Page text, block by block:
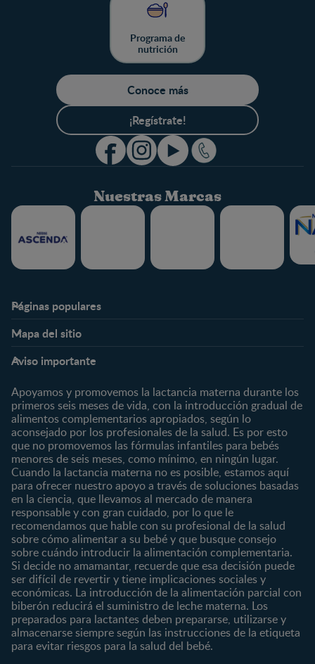
Programa de
nutrición
Conoce más
¡Regístrate!
Nuestras Marcas
Páginas populares
Expertos en Nutrición
Preguntas Frecuentes
¿Quiénes somos?
Marcas y productos
Nuestros Productos
Nuestras Marcas
Mapa del sitio
Preconcepción
Embarazo
Posparto
0 a 4 meses
4 a 6 meses
6 a 8 meses
8 a 12 meses
12 a 24 meses
Desde 2 años
Preescolar
Escolar
Nutrición
Salud
Maternidad
Paternidad
Vida en familia
Marcas
CERELAC®
GERBER®
KLIM®
NAN® 3
Productos
Cereales Infantiles
Compotas y galletas
Fórmulas Infantiles
Vitaminas y Suplementos
Aviso importante
Apoyamos y promovemos la lactancia materna durante los
primeros seis meses de vida, con la introducción gradual de
alimentos complementarios apropiados, según lo
aconsejado por los profesionales de la salud. Es por esto
que no promovemos las fórmulas infantiles para bebés
menores de seis meses, como mínimo, en ningún lugar.
Cuando la lactancia materna no es posible, estamos aquí
para ofrecer nuestro apoyo a través de soluciones basadas
en la ciencia, que llevamos al mercado de manera
responsable y con gran cuidado, por lo que le
recomendamos que hable con su profesional de la salud
sobre cómo alimentar a su bebé y que busque consejo
sobre cuándo introducir la alimentación complementaria.
Si decide no amamantar, recuerde que esa decisión puede
ser difícil de revertir y tiene implicaciones sociales y
económicas. La introducción de la alimentación parcial con
biberón reducirá el suministro de leche materna. Los
preparados para lactantes deben prepararse, utilizarse y
almacenarse siempre según las instrucciones de la etiqueta
para evitar riesgos para la salud del bebé.